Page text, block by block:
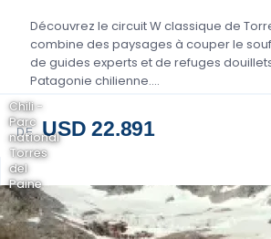
Découvrez le circuit W classique de
combine des paysages à couper le
de guides experts et de refuges
Patagonie chilienne....
DE USD 22.891
Chili -
Parc
national
Torres
del
Paine